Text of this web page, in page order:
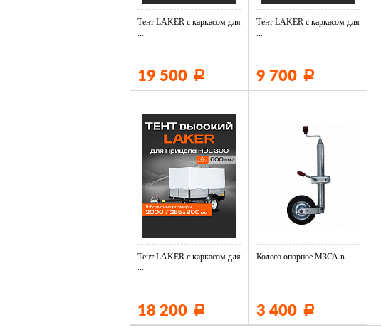
Тент LAKER с каркасом для
...
19 500 Р
Тент LAKER с каркасом для
...
9 700 Р
Тент LAKER с каркасом для
...
18 200 Р
Колесо опорное МЗСА в ...
3 400 Р